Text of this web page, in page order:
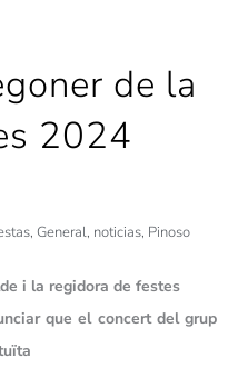
de la
2024
, General, noticias, Pinoso
i la regidora de festes
que el concert del grup